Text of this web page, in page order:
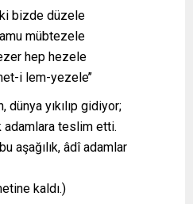
ki bizde düzele
mübtezele
hep hezele
i lem-yezele’’
yıkılıp gidiyor;
adamlara teslim etti.
aşağılık, âdî adamlar
kaldı.)